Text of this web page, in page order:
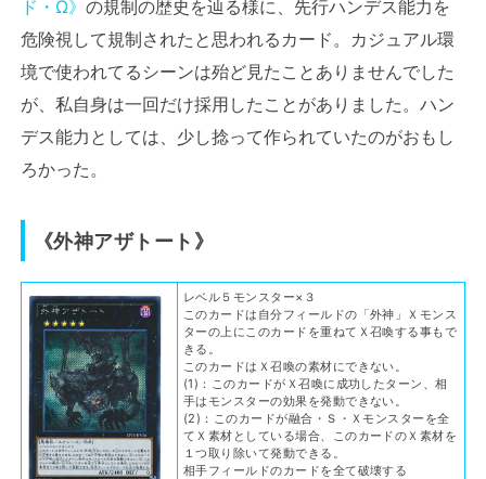
ド・Ω》 の規制の歴史を辿る様に、先行ハンデス能力を
危険視して規制されたと思われるカード。カジュアル環
境で使われてるシーンは殆ど見たことありませんでした
が、私自身は一回だけ採用したことがありました。ハン
デス能力としては、少し捻って作られていたのがおもし
ろかった。
《外神アザトート》
レベル５モンスター×３
このカードは自分フィールドの「外神」Ｘモンス
ターの上にこのカードを重ねてＸ召喚する事もで
きる。
このカードはＸ召喚の素材にできない。
(1)：このカードがＸ召喚に成功したターン、相
手はモンスターの効果を発動できない。
(2)：このカードが融合・Ｓ・Ｘモンスターを全
てＸ素材としている場合、このカードのＸ素材を
１つ取り除いて発動できる。
相手フィールドのカードを全て破壊する